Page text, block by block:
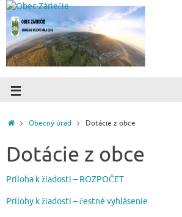
Obecný úrad Dotácie z obce
Dotácie z obce
Príloha k žiadosti – ROZPOČET
Prílohy k žiadosti – čestné vyhlásenie